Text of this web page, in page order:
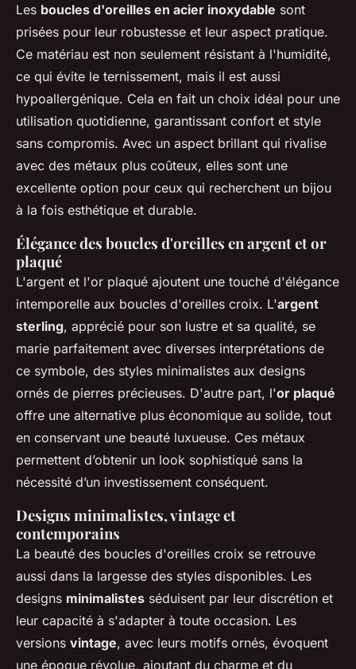
Les boucles d'oreilles en acier inoxydable sont
prisées pour leur robustesse et leur aspect pratique.
Ce matériau est non seulement résistant à l'humidité,
ce qui évite le ternissement, mais il est aussi
hypoallergénique. Cela en fait un choix idéal pour une
utilisation quotidienne, garantissant confort et style
sans compromis. Avec un aspect brillant qui rivalise
avec des métaux plus coûteux, elles sont une
excellente option pour ceux qui recherchent un bijou
à la fois esthétique et durable.
Élégance des boucles d'oreilles en argent et or
plaqué
L'argent et l'or plaqué ajoutent une touché d'élégance
intemporelle aux boucles d'oreilles croix. L'argent
sterling, apprécié pour son lustre et sa qualité, se
marie parfaitement avec diverses interprétations de
ce symbole, des styles minimalistes aux designs
ornés de pierres précieuses. D'autre part, l'or plaqué
offre une alternative plus économique au solide, tout
en conservant une beauté luxueuse. Ces métaux
permettent d’obtenir un look sophistiqué sans la
nécessité d’un investissement conséquent.
Designs minimalistes, vintage et
contemporains
La beauté des boucles d'oreilles croix se retrouve
aussi dans la largesse des styles disponibles. Les
designs minimalistes séduisent par leur discrétion et
leur capacité à s'adapter à toute occasion. Les
versions vintage, avec leurs motifs ornés, évoquent
une époque révolue, ajoutant du charme et du